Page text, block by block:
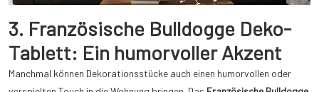
3. Französische Bulldogge Deko-
Tablett: Ein humorvoller Akzent
Manchmal können Dekorationsstücke auch einen humorvollen oder